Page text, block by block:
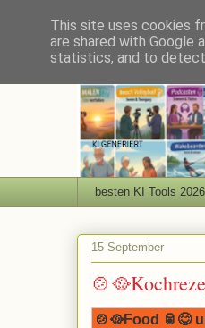
besten KI Tools 2026
15 September
🍲🥘Food 🥫😋
This site uses cookies
are shared with Google
statistics, and to detect